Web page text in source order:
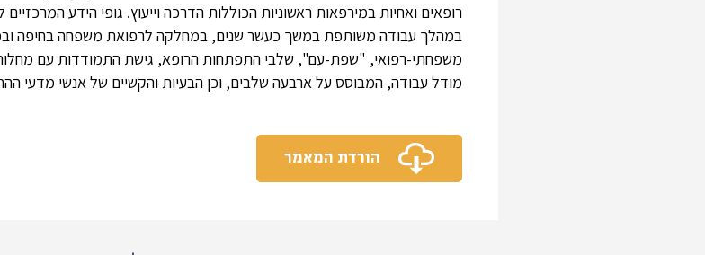
רופאים ואחיות במירפאות ראשוניות הכוללות הדרכה וייעוץ. גופי הידע
במהלך עבודה משותפת במשך כעשר שנים, במחלקה לרפואת משפחה בחיפה
משפחתי-רפואי, "שפת-עם", שלבי התפתחות הרופא, גישת התמודדות עם מחלות
מודל עבודה, המבוסס על ארבעה שלבים, וכן הבעיות והקשיים של אנשי מדעי
הורדת המאמר